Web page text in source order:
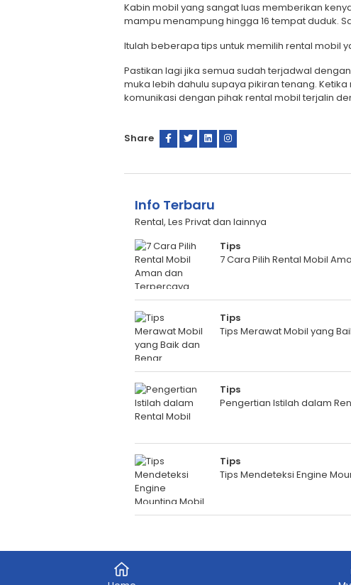
Kabin mobil yang sangat luas memberikan
mampu menampung hingga 16 tempat duduk.
Itulah beberapa tips untuk memilih rental mobil
Pastikan lagi jika semua sudah terjadwal
muka lebih dahulu supaya pikiran tenang.
komunikasi dengan pihak rental mobil terjalin
Share
Info Terbaru
Rental, Les Privat dan lainnya
Tips
7 Cara Pilih Rental Mobil
Tips
Tips Merawat Mobil yang
Tips
Pengertian Istilah dalam
Tips
Tips Mendeteksi Engine